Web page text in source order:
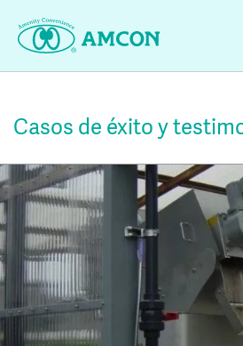
Casos de éxito y